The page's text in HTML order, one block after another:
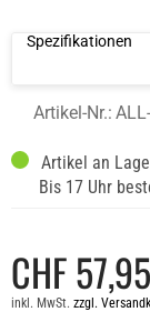
Spezifikationen
Artikel-Nr.:
Artikel an
Bis 17 Uhr
CHF
inkl. MwSt. zzgl.